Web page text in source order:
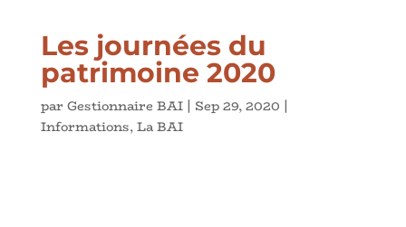
Les journées du
patrimoine 2020
par Gestionnaire BAI| Sep 29, 2020 |
Informations,La BAI